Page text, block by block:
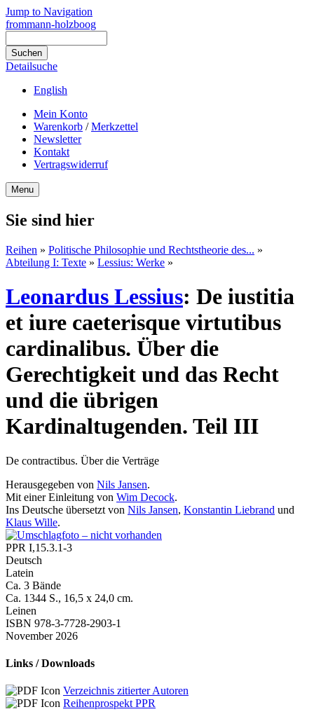
Jump to Navigation
frommann-holzboog
Detailsuche
English
Mein Konto
Warenkorb /Merkzettel
Newsletter
Kontakt
Vertragswiderruf
Menu
Sie sind hier
Reihen » Politische Philosophie und Rechtstheorie des... »
Abteilung I: Texte » Lessius: Werke »
Leonardus Lessius: De iustitia
et iure caeterisque virtutibus
cardinalibus. Über die
Gerechtigkeit und das Recht
und die übrigen
Kardinaltugenden. Teil III
De contractibus. Über die Verträge
Herausgegeben von Nils Jansen.
Mit einer Einleitung von Wim Decock.
Ins Deutsche übersetzt von Nils Jansen, Konstantin Liebrand und
Klaus Wille.
PPR I,15.3.1-3
Deutsch
Latein
Ca. 3 Bände
Ca. 1344 S., 16,5 x 24,0 cm.
Leinen
ISBN 978-3-7728-2903-1
November 2026
Links / Downloads
Verzeichnis zitierter Autoren
Reihenprospekt PPR